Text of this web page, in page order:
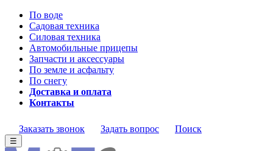
По воде
Садовая техника
Силовая техника
Автомобильные прицепы
Запчасти и аксессуары
По земле и асфальту
По снегу
Доставка и оплата
Контакты
Заказать звонок Задать вопрос Поиск
☰